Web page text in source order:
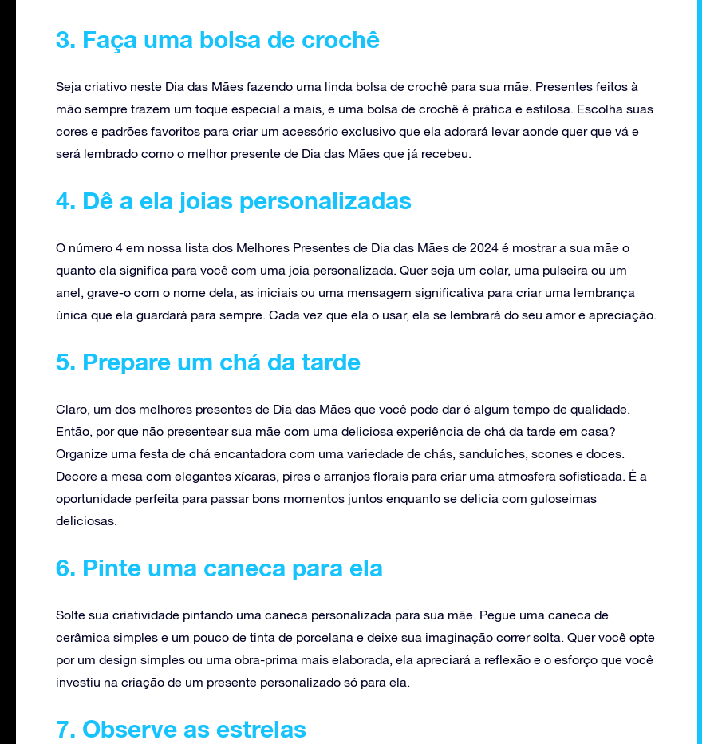
3. Faça uma bolsa de crochê
Seja criativo neste Dia das Mães fazendo uma linda bolsa de crochê para sua mãe. Presentes feitos à
mão sempre trazem um toque especial a mais, e uma bolsa de crochê é prática e estilosa. Escolha suas
cores e padrões favoritos para criar um acessório exclusivo que ela adorará levar aonde quer que vá e
será lembrado como o melhor presente de Dia das Mães que já recebeu.
4. Dê a ela joias personalizadas
O número 4 em nossa lista dos Melhores Presentes de Dia das Mães de 2024 é mostrar a sua mãe o
quanto ela significa para você com uma joia personalizada. Quer seja um colar, uma pulseira ou um
anel, grave-o com o nome dela, as iniciais ou uma mensagem significativa para criar uma lembrança
única que ela guardará para sempre. Cada vez que ela o usar, ela se lembrará do seu amor e apreciação.
5. Prepare um chá da tarde
Claro, um dos melhores presentes de Dia das Mães que você pode dar é algum tempo de qualidade.
Então, por que não presentear sua mãe com uma deliciosa experiência de chá da tarde em casa?
Organize uma festa de chá encantadora com uma variedade de chás, sanduíches, scones e doces.
Decore a mesa com elegantes xícaras, pires e arranjos florais para criar uma atmosfera sofisticada. É a
oportunidade perfeita para passar bons momentos juntos enquanto se delicia com guloseimas
deliciosas.
6. Pinte uma caneca para ela
Solte sua criatividade pintando uma caneca personalizada para sua mãe. Pegue uma caneca de
cerâmica simples e um pouco de tinta de porcelana e deixe sua imaginação correr solta. Quer você opte
por um design simples ou uma obra-prima mais elaborada, ela apreciará a reflexão e o esforço que você
investiu na criação de um presente personalizado só para ela.
7. Observe as estrelas